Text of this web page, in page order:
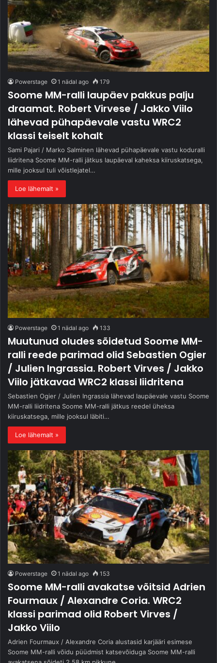
Powerstage 1 nädal ago 179
Soome MM-ralli laupäev pakkus palju
draamat. Robert Virvese / Jakko Viilo
lähevad pühapäevale vastu WRC2
klassi teiselt kohalt
Sami Pajari / Marko Salminen lähevad pühapäevale vastu koduralli
liidritena Soome MM-ralli jätkus laupäeval kaheksa kiiruskatsega,
mille jooksul tuli võistlejatel…
Loe lähemalt »
Powerstage 1 nädal ago 133
Muutunud oludes sõidetud Soome MM-
ralli reede parimad olid Sebastien Ogier
/ Julien Ingrassia. Robert Virves / Jakko
Viilo jätkavad WRC2 klassi liidritena
Sebastien Ogier / Julien Ingrassia lähevad laupäevale vastu Soome
MM-ralli liidritena Soome MM-ralli jätkus reedel üheksa
kiiruskatsega, mille jooksul läbiti…
Loe lähemalt »
Powerstage 1 nädal ago 153
Soome MM-ralli avakatse võitsid Adrien
Fourmaux / Alexandre Coria. WRC2
klassi parimad olid Robert Virves /
Jakko Viilo
Adrien Fourmaux / Alexandre Coria alustasid karjääri esimese
Soome MM-ralli võidu püüdmist katsevõiduga Soome MM-ralli